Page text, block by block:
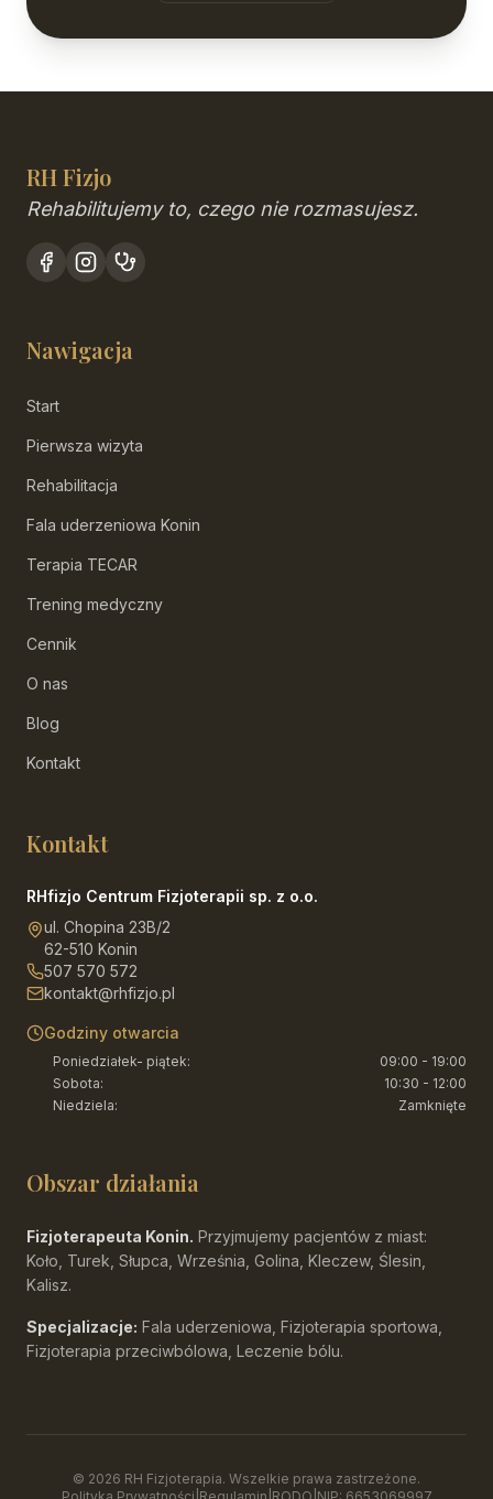
RH Fizjo
Rehabilitujemy to, czego nie rozmasujesz.
Nawigacja
Start
Pierwsza wizyta
Rehabilitacja
Fala uderzeniowa Konin
Terapia TECAR
Trening medyczny
Cennik
O nas
Blog
Kontakt
Kontakt
RHfizjo Centrum Fizjoterapii sp. z o.o.
ul. Chopina 23B/2
62-510 Konin
507 570 572
kontakt@rhfizjo.pl
Godziny otwarcia
Poniedziałek- piątek:
09:00 - 19:00
Sobota:
10:30 - 12:00
Niedziela: Zamknięte
Obszar działania
Fizjoterapeuta Konin. Przyjmujemy pacjentów z miast:
Koło, Turek, Słupca, Września, Golina, Kleczew, Ślesin,
Kalisz.
Specjalizacje: Fala uderzeniowa, Fizjoterapia sportowa,
Fizjoterapia przeciwbólowa, Leczenie bólu.
© 2026 RH Fizjoterapia. Wszelkie prawa zastrzeżone.